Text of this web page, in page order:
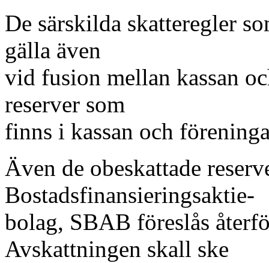
De särskilda skatteregler
gälla även
vid fusion mellan kassan
reserver som
finns i kassan och
Även de obeskattade
Bostadsfinansieringsaktie-
bolag, SBAB föreslås
Avskattningen skall ske